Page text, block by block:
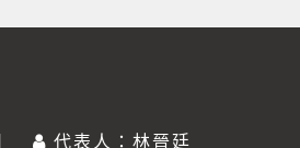
代表人：林晉廷